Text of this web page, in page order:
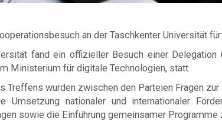
an der Taschkenter Universität
fand ein offizieller Besuch einer
Ministerium für digitale Technologien, statt.
Treffens wurden zwischen den Parteien Fragen
Umsetzung nationaler und internationaler
sowie die Einführung gemeinsamer